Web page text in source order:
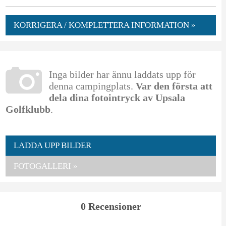
KORRIGERA / KOMPLETTERA INFORMATION »
Inga bilder har ännu laddats upp för
denna campingplats. Var den första att
dela dina fotointryck av Upsala
Golfklubb.
LADDA UPP BILDER
FOTOGALLERI »
0 Recensioner